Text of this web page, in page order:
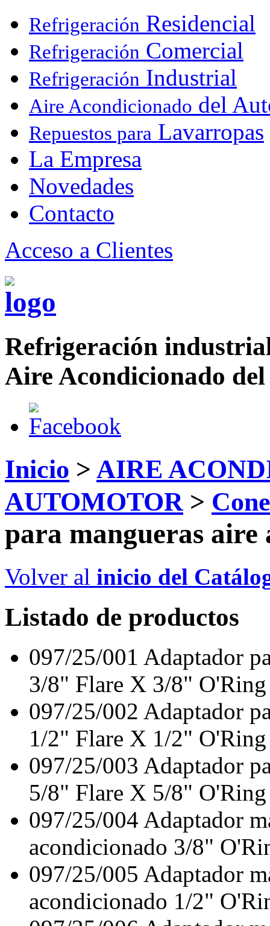
Refrigeración Residencial
Refrigeración Comercial
Refrigeración Industrial
Aire Acondicionado del
Repuestos para Lavarropas
La Empresa
Novedades
Contacto
Acceso a Clientes
Refrigeración
Aire Acondicionado
Inicio > AIRE
AUTOMOTOR>
para mangueras aire
Volver al inicio del
Listado de productos
097/25/001 Adaptador
3/8" Flare X 3/8" O'Ring
097/25/002 Adaptador
1/2" Flare X 1/2" O'Ring
097/25/003 Adaptador
5/8" Flare X 5/8" O'Ring
097/25/004 Adaptador
acondicionado 3/8"
097/25/005 Adaptador
acondicionado 1/2"